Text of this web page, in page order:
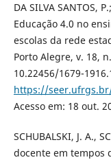
DA SILVA SANTOS,
Educação 4.0 no
escolas da rede
Porto Alegre, v. 18,
10.22456/1679-
https://
Acesso em: 18 out.
SCHUBALSKI, J. A.,
docente em tempos